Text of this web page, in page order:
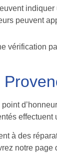
peuvent
vérification
à des
notre page